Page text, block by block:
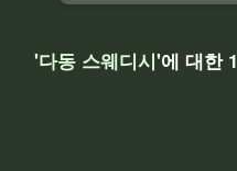
'다동 스웨디시'에 대한 1